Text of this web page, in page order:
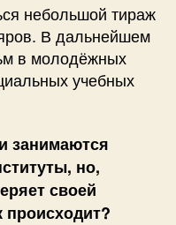
небольшой тираж
В дальнейшем
в молодёжных
учебных
занимаются
но,
своей
происходит?